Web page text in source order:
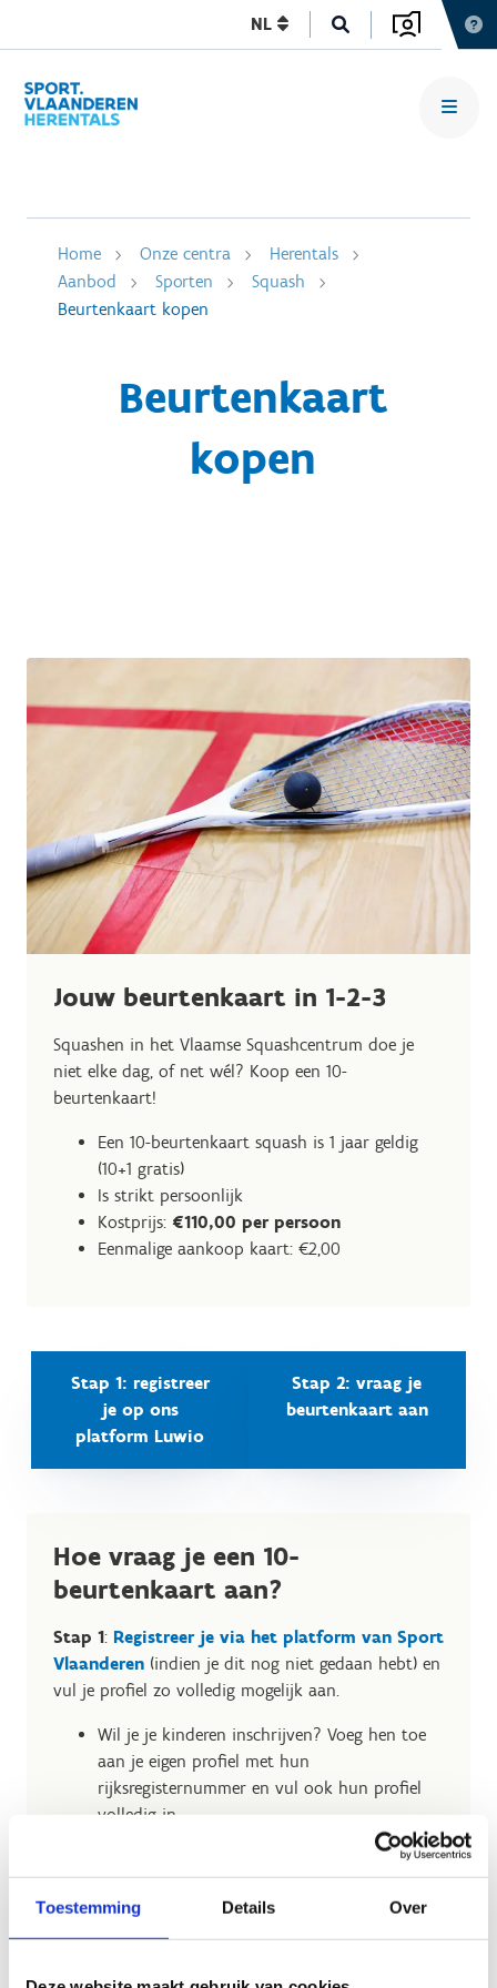
Toestemming Details Over
NL
Home Onze centra
Herentals
Aanbod
Sporten
Squash
Beurtenkaart kopen
Beurtenkaart
kopen
Jouw beurtenkaart in 1-2-3
Squashen in het Vlaamse Squashcentrum doe je
niet elke dag, of net wél? Koop een 10-
beurtenkaart!
Een 10-beurtenkaart squash is 1 jaar geldig
(10+1 gratis)
Is strikt persoonlijk
Kostprijs: €110,00 per persoon
Eenmalige aankoop kaart: €2,00
Stap 1: registreer
je op ons
platform Luwio
Stap 2: vraag je
beurtenkaart aan
Hoe vraag je een 10-
beurtenkaart aan?
Stap 1: Registreer je via het platform van Sport
Vlaanderen (indien je dit nog niet gedaan hebt) en
vul je profiel zo volledig mogelijk aan.
Wil je je kinderen inschrijven? Voeg hen toe
aan je eigen profiel met hun
rijksregisternummer en vul ook hun profiel
volledig in.
in. Onze
medewerkers maken je beurtenkaart zo snel
mogelijk klaar. Zorg ervoor dat je éérst stap 1 hebt
gedaan.
Stap 3:Je ontvangt de volgende werkdag een